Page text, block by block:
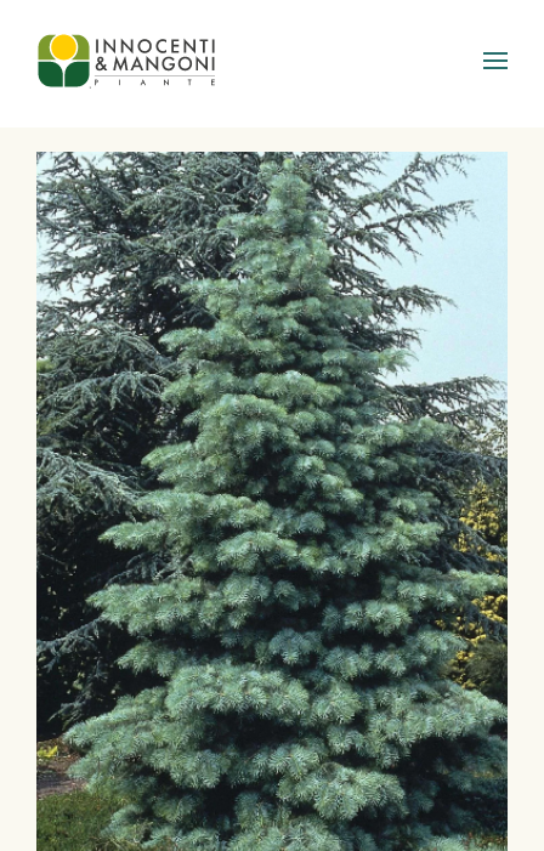
Skip to main content